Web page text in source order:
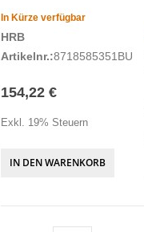
In Kürze verfügbar
HRB
Artikelnr.:8718585351BU
154,22 €
Exkl. 19% Steuern
IN DEN WARENKORB